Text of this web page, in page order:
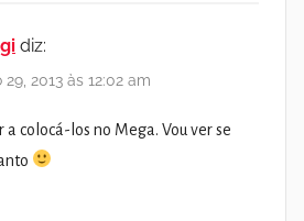
diz:
29, 2013 às 12:02 am
a colocá-los no Mega. Vou ver se